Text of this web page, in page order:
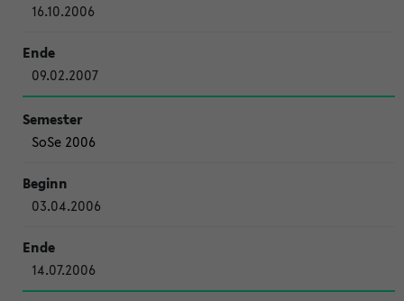
16.10.2006
09.02.2007
SoSe 2006
03.04.2006
14.07.2006